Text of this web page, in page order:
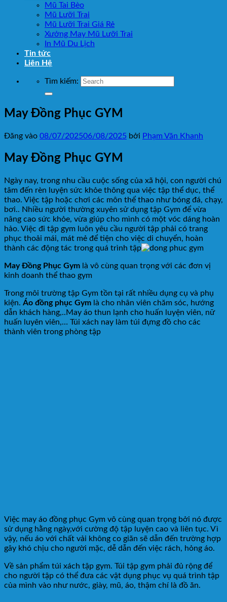
Mũ Tai Bèo
Mũ Lưỡi Trai
Mũ Lưỡi Trai Giá Rẻ
Xưởng May Mũ Lưỡi Trai
In Mũ Du Lịch
Tin tức
Liên Hệ
Tìm kiếm:
May Đồng Phục GYM
Đăng vào 08/07/202506/08/2025 bởi Phạm Văn Khanh
May Đồng Phục GYM
Ngày nay, trong nhu cầu cuộc sống của xã hội, con người chú
tâm đến rèn luyện sức khỏe thông qua việc tập thể dục, thể
thao. Việc tập hoặc chơi các môn thể thao như bóng đá, chạy,
bơi.. Nhiều người thường xuyên sử dụng tập Gym để vừa
nâng cao sức khỏe, vừa giúp cho mình có một vóc dáng hoàn
hảo. Việc đi tập gym luôn yêu cầu người tập phải có trang
phục thoải mái, mát mẻ để tiện cho việc di chuyển, hoàn
thành các động tác trong quá trình tập
May Đồng Phục Gym là vô cùng quan trọng với các đơn vị
kinh doanh thể thao gym
Trong môi trường tập Gym tồn tại rất nhiều dụng cụ và phụ
kiện. Áo đồng phục Gym là cho nhân viên chăm sóc, hướng
dẫn khách hàng,..May áo thun lạnh cho huấn luyện viên, nữ
huấn luyên viên,… Túi xách nay làm túi đựng đồ cho các
thành viên trong phòng tập
Việc may áo đồng phục Gym vô cùng quan trọng bởi nó được
sử dụng hằng ngày,với cường độ tập luyện cao và liên tục. Vì
vậy, nếu áo với chất vải không co giãn sẽ dẫn đến trường hợp
gây khó chịu cho người mặc, dễ dẫn đến việc rách, hỏng áo.
Về sản phẩm túi xách tập gym. Túi tập gym phải đủ rộng để
cho người tập có thể đưa các vật dụng phục vụ quá trình tập
của mình vào như nước, giày, mũ, áo, thậm chí là đồ ăn.